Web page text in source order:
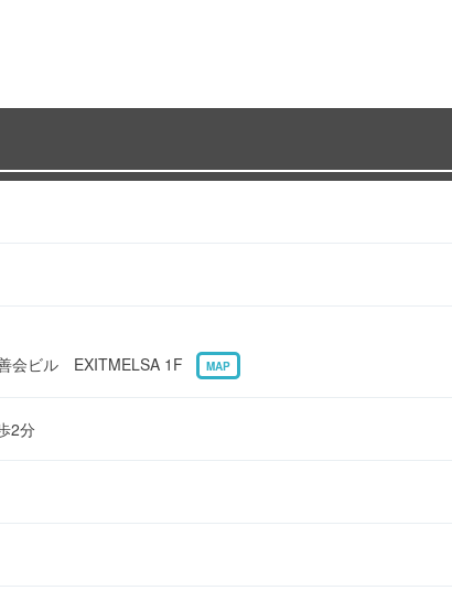
会ビル EXITMELSA 1F
MAP
2分